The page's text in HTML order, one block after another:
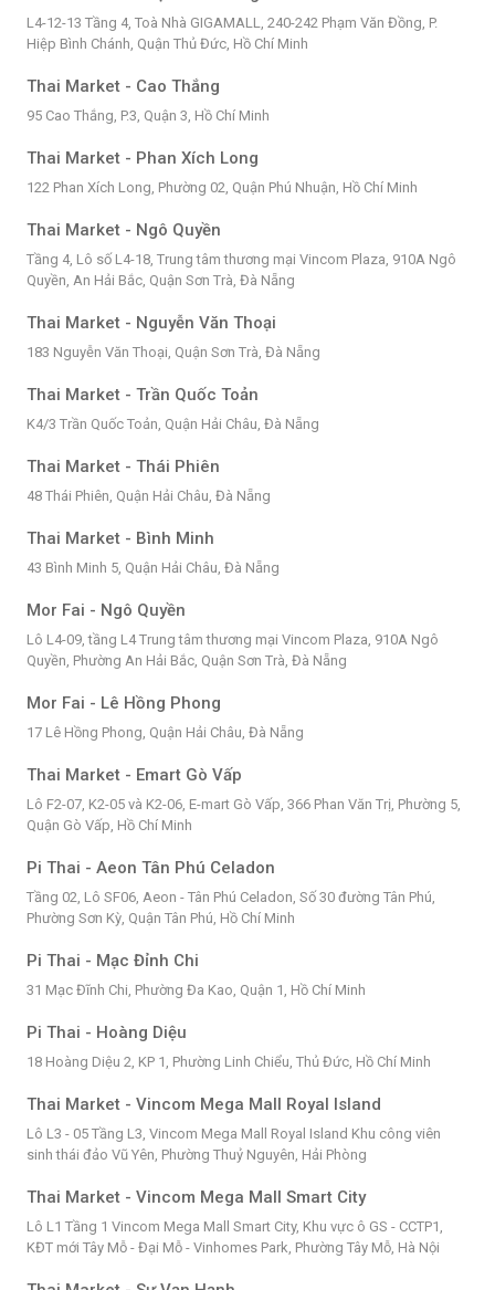
L4-12-13 Tầng 4, Toà Nhà GIGAMALL, 240-242 Phạm Văn Đồng, P.
Hiệp Bình Chánh, Quận Thủ Đức, Hồ Chí Minh
Thai Market - Cao Thắng
95 Cao Thắng, P.3, Quận 3, Hồ Chí Minh
Thai Market - Phan Xích Long
122 Phan Xích Long, Phường 02, Quận Phú Nhuận, Hồ Chí Minh
Thai Market - Ngô Quyền
Tầng 4, Lô số L4-18, Trung tâm thương mại Vincom Plaza, 910A Ngô
Quyền, An Hải Bắc, Quận Sơn Trà, Đà Nẵng
Thai Market - Nguyễn Văn Thoại
183 Nguyễn Văn Thoại, Quận Sơn Trà, Đà Nẵng
Thai Market - Trần Quốc Toản
K4/3 Trần Quốc Toản, Quận Hải Châu, Đà Nẵng
Thai Market - Thái Phiên
48 Thái Phiên, Quận Hải Châu, Đà Nẵng
Thai Market - Bình Minh
43 Bình Minh 5, Quận Hải Châu, Đà Nẵng
Mor Fai - Ngô Quyền
Lô L4-09, tầng L4 Trung tâm thương mại Vincom Plaza, 910A Ngô
Quyền, Phường An Hải Bắc, Quận Sơn Trà, Đà Nẵng
Mor Fai - Lê Hồng Phong
17 Lê Hồng Phong, Quận Hải Châu, Đà Nẵng
Thai Market - Emart Gò Vấp
Lô F2-07, K2-05 và K2-06, E-mart Gò Vấp, 366 Phan Văn Trị, Phường 5,
Quận Gò Vấp, Hồ Chí Minh
Pi Thai - Aeon Tân Phú Celadon
Tầng 02, Lô SF06, Aeon - Tân Phú Celadon, Số 30 đường Tân Phú,
Phường Sơn Kỳ, Quận Tân Phú, Hồ Chí Minh
Pi Thai - Mạc Đỉnh Chi
31 Mạc Đĩnh Chi, Phường Đa Kao, Quận 1, Hồ Chí Minh
Pi Thai - Hoàng Diệu
18 Hoàng Diệu 2, KP 1, Phường Linh Chiểu, Thủ Đức, Hồ Chí Minh
Thai Market - Vincom Mega Mall Royal Island
Lô L3 - 05 Tầng L3, Vincom Mega Mall Royal Island Khu công viên
sinh thái đảo Vũ Yên, Phường Thuỷ Nguyên, Hải Phòng
Thai Market - Vincom Mega Mall Smart City
Lô L1 Tầng 1 Vincom Mega Mall Smart City, Khu vực ô GS - CCTP1,
KĐT mới Tây Mỗ - Đại Mỗ - Vinhomes Park, Phường Tây Mỗ, Hà Nội